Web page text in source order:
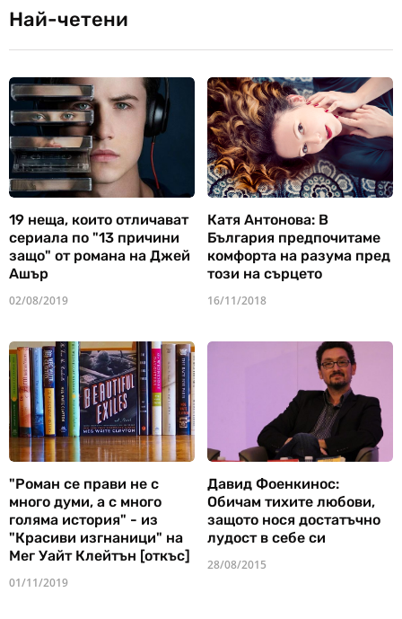
Най-четени
19 неща, които отличават
сериала по "13 причини
защо" от романа на Джей
Ашър
02/08/2019
Катя Антонова: В
България предпочитаме
комфорта на разума пред
този на сърцето
16/11/2018
"Роман се прави не с
много думи, а с много
голяма история" - из
"Красиви изгнаници" на
Мег Уайт Клейтън [откъс]
01/11/2019
Давид Фоенкинос:
Обичам тихите любови,
защото нося достатъчно
лудост в себе си
28/08/2015